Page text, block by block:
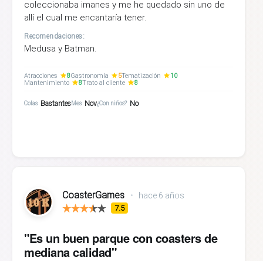
coleccionaba imanes y me he quedado sin uno de
allí el cual me encantaría tener.
Recomendaciones:
Medusa y Batman.
Atracciones 8Gastronomía 5Tematización
10
Mantenimiento
8Trato al cliente 8
Colas BastantesMes Nov¿Con niños? No
CoasterGames • hace 6 años
7.5
"Es un buen parque con coasters de
mediana calidad"